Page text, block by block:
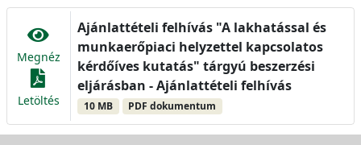
Megnéz
Letöltés
Ajánlattételi felhívás "A lakhatással és
munkaerőpiaci helyzettel kapcsolatos
kérdőíves kutatás" tárgyú beszerzési
eljárásban - Ajánlattételi felhívás
10 MB PDF dokumentum